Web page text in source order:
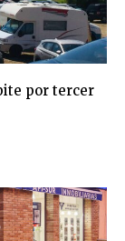
por tercer